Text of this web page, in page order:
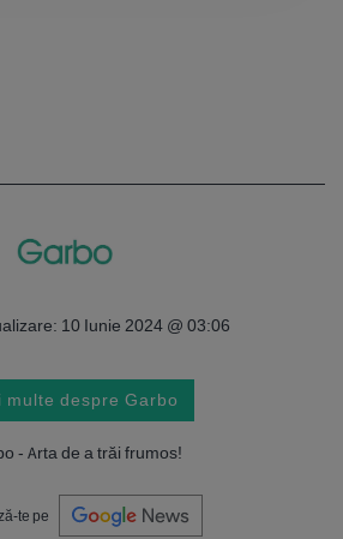
10 Iunie 2024 @ 03:06
multe despre Garbo
- Arta de a trăi frumos!
te pe